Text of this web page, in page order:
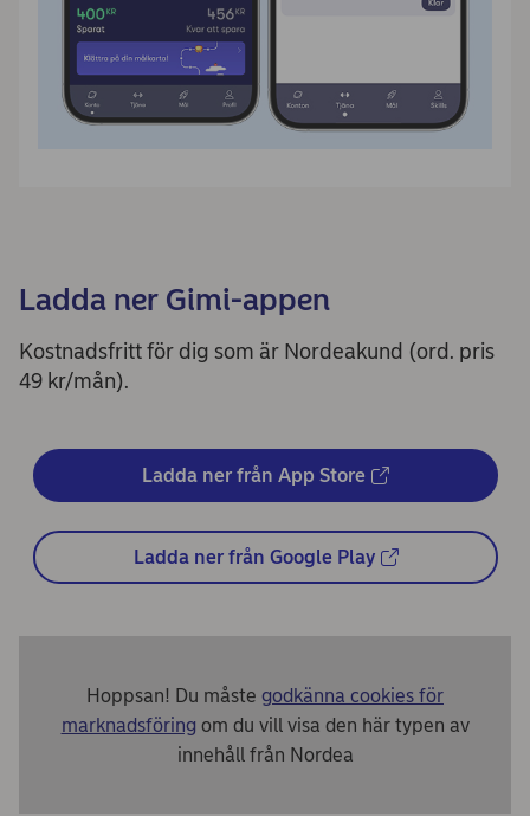
Ladda ner Gimi-appen
Kostnadsfritt för dig som är Nordeakund (ord. pris
49 kr/mån).
Ladda ner från App Store
Ladda ner från Google Play
Hoppsan! Du måste godkänna cookies för
marknadsföring om du vill visa den här typen av
innehåll från Nordea